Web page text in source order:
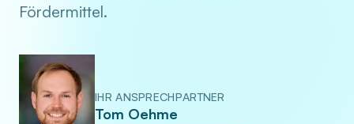
Fördermittel.
IHR ANSPRECHPARTNER
Tom Oehme